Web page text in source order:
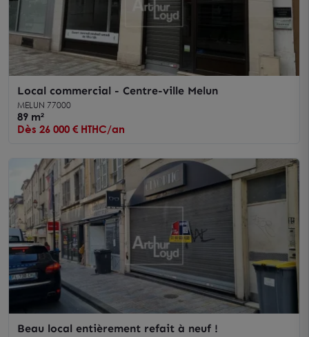
Local commercial - Centre-ville Melun
MELUN 77000
89 m²
Dès 26 000 € HTHC/an
Beau local entièrement refait à neuf !